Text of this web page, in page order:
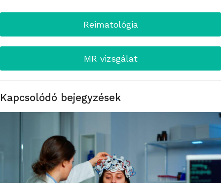
Reimatológia
MR vizsgálat
Kapcsolódó bejegyzések